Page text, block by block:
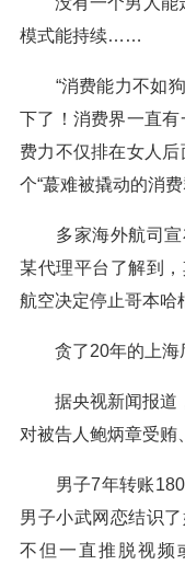
模式能持续……
“消费能力不如狗
下了！消费界一直有
费力不仅排在女人
个“蕞难被撬动的消
多家海外航司宣
某代理平台了解到
航空决定停止哥本哈
贪了20年的上海厅
据央视新闻报道，
对被告人鲍炳章受贿
男子7年转账180
男子小武网恋结识
不但一直推脱视频